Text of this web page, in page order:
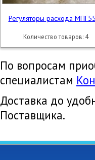
Регуляторы расхода
Количество товаров: 4
По вопросам
специалистам
Доставка до
Поставщика.